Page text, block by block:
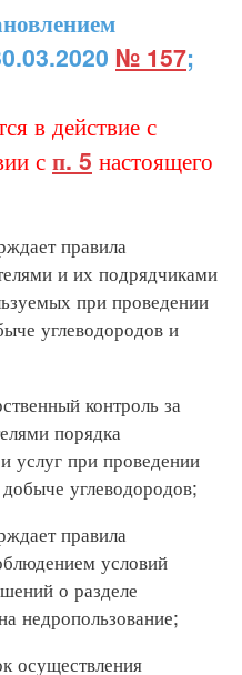
№ 157;
в действие с
с п. 5 настоящего
правила
и их подрядчиками
при проведении
углеводородов и
контроль за
порядка
услуг при проведении
углеводородов;
правила
условий
о разделе
недропользование;
осуществления